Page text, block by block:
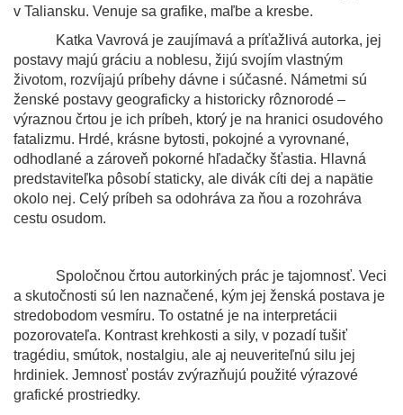
v Taliansku. Venuje sa grafike, maľbe a kresbe.
Katka Vavrová je zaujímavá a príťažlivá autorka, jej
postavy majú gráciu a noblesu, žijú svojím vlastným
životom, rozvíjajú príbehy dávne i súčasné. Námetmi sú
ženské postavy geograficky a historicky rôznorodé –
výraznou črtou je ich príbeh, ktorý je na hranici osudového
fatalizmu. Hrdé, krásne bytosti, pokojné a vyrovnané,
odhodlané a zároveň pokorné hľadačky šťastia. Hlavná
predstaviteľka pôsobí staticky, ale divák cíti dej a napätie
okolo nej. Celý príbeh sa odohráva za ňou a rozohráva
cestu osudom.
Spoločnou črtou autorkiných prác je tajomnosť. Veci
a skutočnosti sú len naznačené, kým jej ženská postava je
stredobodom vesmíru. To ostatné je na interpretácii
pozorovateľa. Kontrast krehkosti a sily, v pozadí tušiť
tragédiu, smútok, nostalgiu, ale aj neuveriteľnú silu jej
hrdiniek. Jemnosť postáv zvýrazňujú použité výrazové
grafické prostriedky.